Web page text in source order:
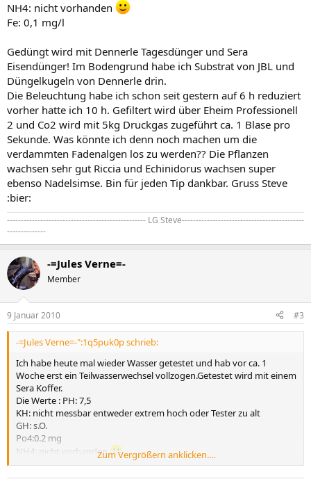
NH4: nicht vorhanden
Fe: 0,1 mg/l
Gedüngt wird mit Dennerle Tagesdünger und Sera
Eisendünger! Im Bodengrund habe ich Substrat von JBL und
Düngelkugeln von Dennerle drin.
Die Beleuchtung habe ich schon seit gestern auf 6 h reduziert
vorher hatte ich 10 h. Gefiltert wird über Eheim Professionell
2 und Co2 wird mit 5kg Druckgas zugeführt ca. 1 Blase pro
Sekunde. Was könnte ich denn noch machen um die
verdammten Fadenalgen los zu werden?? Die Pflanzen
wachsen sehr gut Riccia und Echinidorus wachsen super
ebenso Nadelsimse. Bin für jeden Tip dankbar. Gruss Steve
:bier:
-------------------------------------------------- LG Steve--------------------------------------------
--------------
-=Jules Verne=-
Member
9 Januar 2010 #3
-=Jules Verne=-":1q5puk0p schrieb:
Ich habe heute mal wieder Wasser getestet und hab vor ca. 1
Woche erst ein Teilwasserwechsel vollzogen.Getestet wird mit einem
Sera Koffer.
Die Werte : PH: 7,5
KH: nicht messbar entweder extrem hoch oder Tester zu alt
GH: s.O.
Po4:0.2 mg
NH4: nicht vorhanden
Fe: 0,1 mg/l
Zum Vergrößern anklicken....